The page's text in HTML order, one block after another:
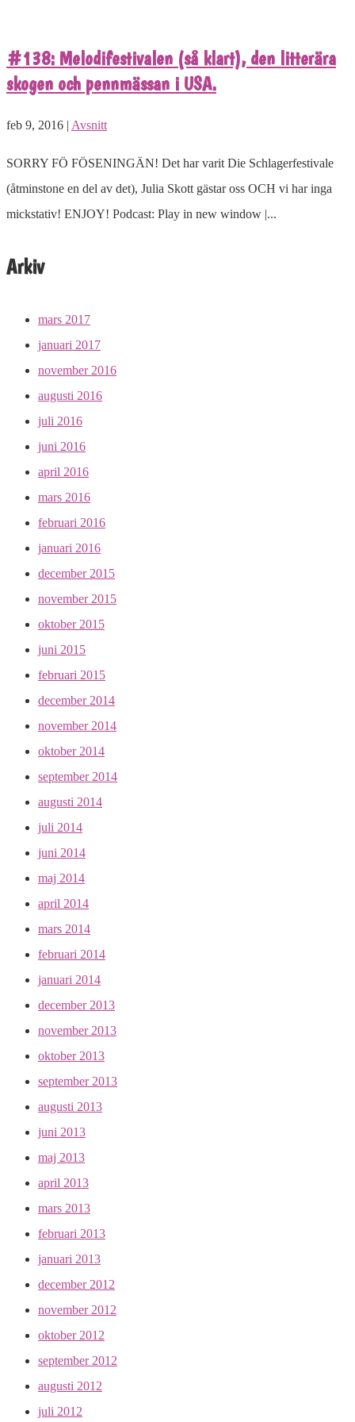
#138: Melodifestivalen (så klart), den litterära
skogen och pennmässan i USA.
feb 9, 2016 | Avsnitt
SORRY FÖ FÖSENINGÄN! Det har varit Die Schlagerfestivale
(åtminstone en del av det), Julia Skott gästar oss OCH vi har inga
mickstativ! ENJOY! Podcast: Play in new window |...
Arkiv
mars 2017
januari 2017
november 2016
augusti 2016
juli 2016
juni 2016
april 2016
mars 2016
februari 2016
januari 2016
december 2015
november 2015
oktober 2015
juni 2015
februari 2015
december 2014
november 2014
oktober 2014
september 2014
augusti 2014
juli 2014
juni 2014
maj 2014
april 2014
mars 2014
februari 2014
januari 2014
december 2013
november 2013
oktober 2013
september 2013
augusti 2013
juni 2013
maj 2013
april 2013
mars 2013
februari 2013
januari 2013
december 2012
november 2012
oktober 2012
september 2012
augusti 2012
juli 2012